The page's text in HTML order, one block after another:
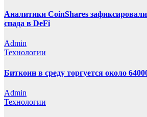
Аналитики CoinShares
спада в DeFi
Admin
Технологии
Биткоин в среду торгуется около
Admin
Технологии